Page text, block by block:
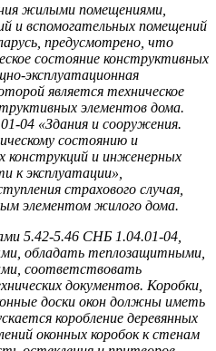
жилыми помещениями,
и вспомогательных помещений
предусмотрено, что
состояние конструктивных
эксплуатационная
является техническое
элементов дома.
04 «Здания и сооружения.
состоянию и
конструкций и инженерных
к эксплуатации»,
страхового случая,
элементом жилого дома.
5.42-5.46 СНБ 1.04.01-04,
обладать теплозащитными,
соответствовать
документов. Коробки,
доски окон должны иметь
коробление деревянных
оконных коробок к стенам